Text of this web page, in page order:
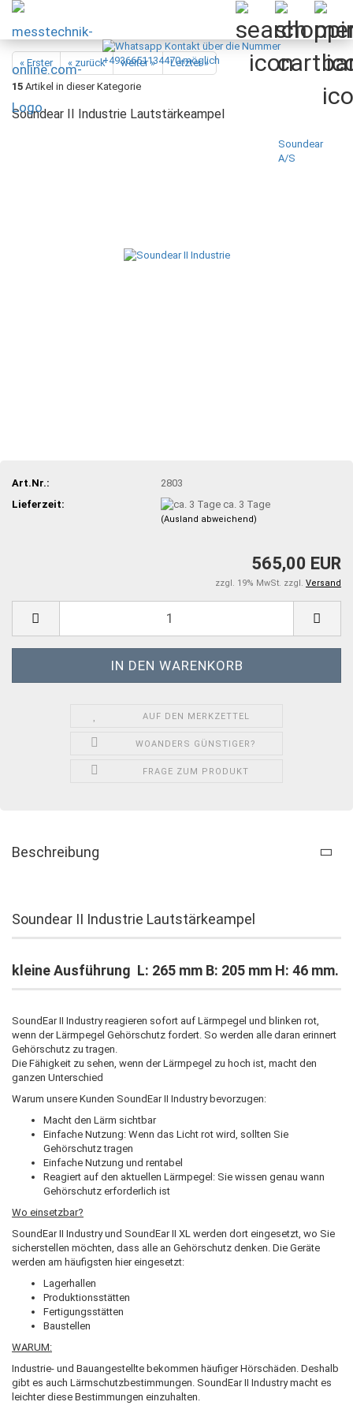
« Erster « zurück weiter »
Letzter »
15 Artikel in dieser Kategorie
Soundear II Industrie Lautstärkeampel
Soundear
A/S
Art.Nr.:
2803
Lieferzeit:
ca. 3 Tage
(Ausland abweichend)
565,00 EUR
zzgl. 19% MwSt. zzgl. Versand
AUF DEN MERKZETTEL
WOANDERS GÜNSTIGER?
FRAGE ZUM PRODUKT
Beschreibung
Soundear II Industrie Lautstärkeampel
kleine Ausführung L: 265 mm B: 205 mm H: 46 mm.
SoundEar II Industry reagieren sofort auf Lärmpegel und blinken rot,
wenn der Lärmpegel Gehörschutz fordert. So werden alle daran erinnert
Gehörschutz zu tragen.
Die Fähigkeit zu sehen, wenn der Lärmpegel zu hoch ist, macht den
ganzen Unterschied
Warum unsere Kunden SoundEar II Industry bevorzugen:
Macht den Lärm sichtbar
Einfache Nutzung: Wenn das Licht rot wird, sollten Sie
Gehörschutz tragen
Einfache Nutzung und rentabel
Reagiert auf den aktuellen Lärmpegel: Sie wissen genau wann
Gehörschutz erforderlich ist
Wo einsetzbar?
SoundEar II Industry und SoundEar II XL werden dort eingesetzt, wo Sie
sicherstellen möchten, dass alle an Gehörschutz denken. Die Geräte
werden am häufigsten hier eingesetzt:
Lagerhallen
Produktionsstätten
Fertigungsstätten
Baustellen
WARUM:
Industrie- und Bauangestellte bekommen häufiger Hörschäden. Deshalb
gibt es auch Lärmschutzbestimmungen. SoundEar II Industry macht es
leichter diese Bestimmungen einzuhalten.